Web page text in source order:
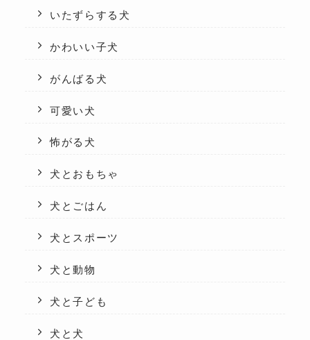
いたずらする犬
かわいい子犬
がんばる犬
可愛い犬
怖がる犬
犬とおもちゃ
犬とごはん
犬とスポーツ
犬と動物
犬と子ども
犬と犬